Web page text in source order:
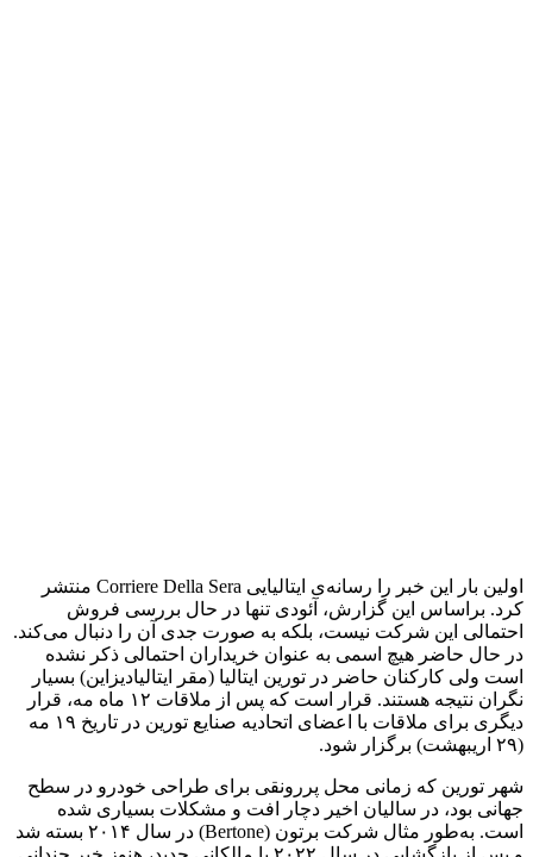
اولین بار این خبر را رسانه‌ی ایتالیایی Corriere Della Sera منتشر
کرد. براساس این گزارش، آئودی تنها در حال بررسی فروش
احتمالی این شرکت نیست، بلکه به صورت جدی آن را دنبال می‌کند.
در حال حاضر هیچ اسمی به عنوان خریداران احتمالی ذکر نشده
است ولی کارکنان حاضر در تورین ایتالیا (مقر ایتالیادیزاین) بسیار
نگران نتیجه هستند. قرار است که پس از ملاقات ۱۲ ماه مه، قرار
دیگری برای ملاقات با اعضای اتحادیه صنایع تورین در تاریخ ۱۹ مه
(۲۹ اریبهشت) برگزار شود.
شهر تورین که زمانی محل پررونقی برای طراحی خودرو در سطح
جهانی بود، در سالیان اخیر دچار افت و مشکلات بسیاری شده
است. به‌طور مثال شرکت برتون (Bertone) در سال ۲۰۱۴ بسته شد